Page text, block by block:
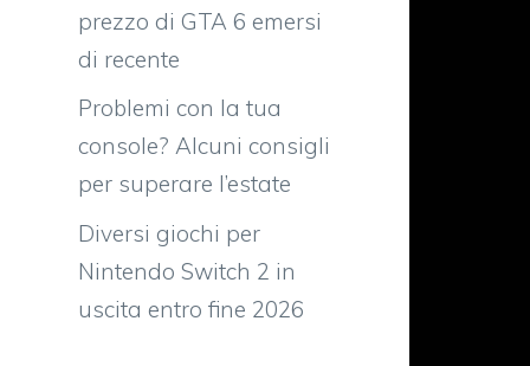
prezzo di GTA 6 emersi
di recente
Problemi con la tua
console? Alcuni consigli
per superare l’estate
Diversi giochi per
Nintendo Switch 2 in
uscita entro fine 2026